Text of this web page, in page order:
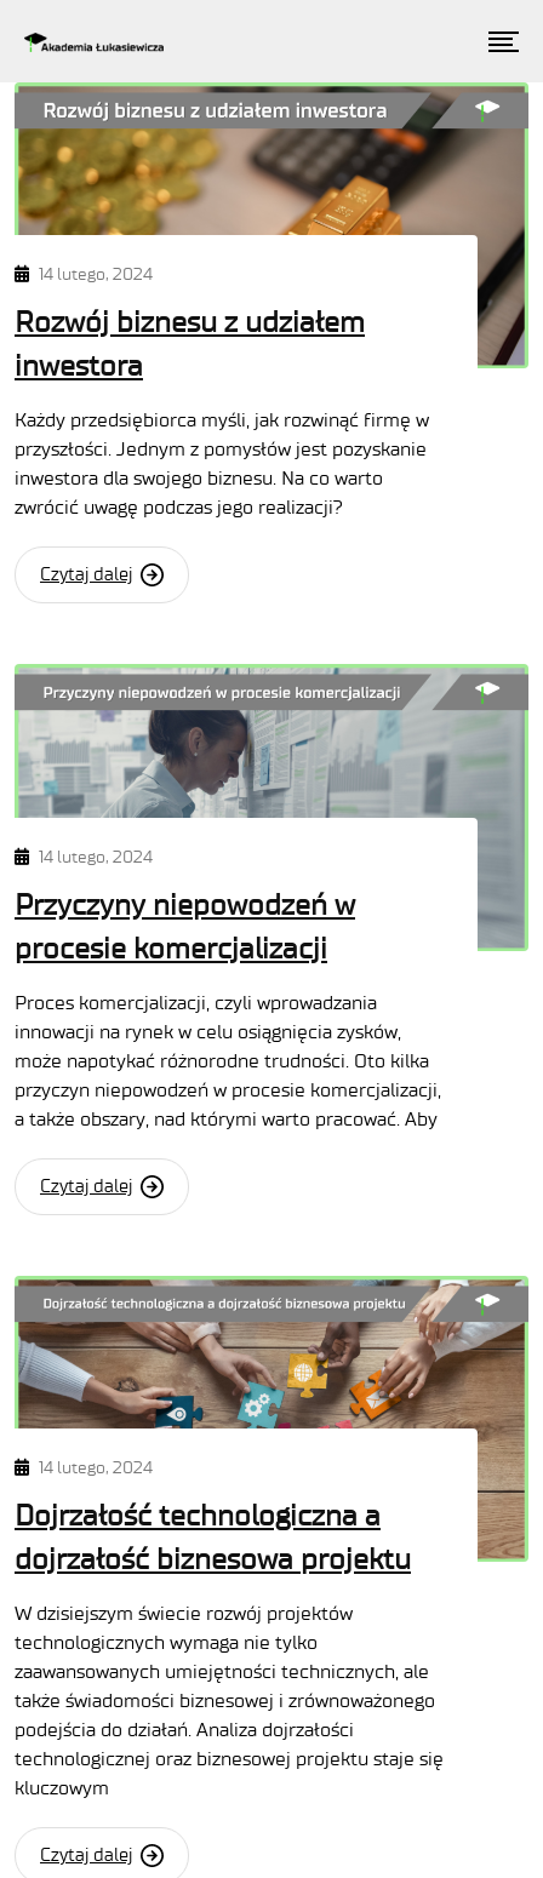
14 lutego, 2024
Rozwój biznesu z udziałem
inwestora
Każdy przedsiębiorca myśli, jak rozwinąć firmę w
przyszłości. Jednym z pomysłów jest pozyskanie
inwestora dla swojego biznesu. Na co warto
zwrócić uwagę podczas jego realizacji?
Czytaj dalej
14 lutego, 2024
Przyczyny niepowodzeń w
procesie komercjalizacji
Proces komercjalizacji, czyli wprowadzania
innowacji na rynek w celu osiągnięcia zysków,
może napotykać różnorodne trudności. Oto kilka
przyczyn niepowodzeń w procesie komercjalizacji,
a także obszary, nad którymi warto pracować. Aby
Czytaj dalej
14 lutego, 2024
Dojrzałość technologiczna a
dojrzałość biznesowa projektu
W dzisiejszym świecie rozwój projektów
technologicznych wymaga nie tylko
zaawansowanych umiejętności technicznych, ale
także świadomości biznesowej i zrównoważonego
podejścia do działań. Analiza dojrzałości
technologicznej oraz biznesowej projektu staje się
kluczowym
Czytaj dalej